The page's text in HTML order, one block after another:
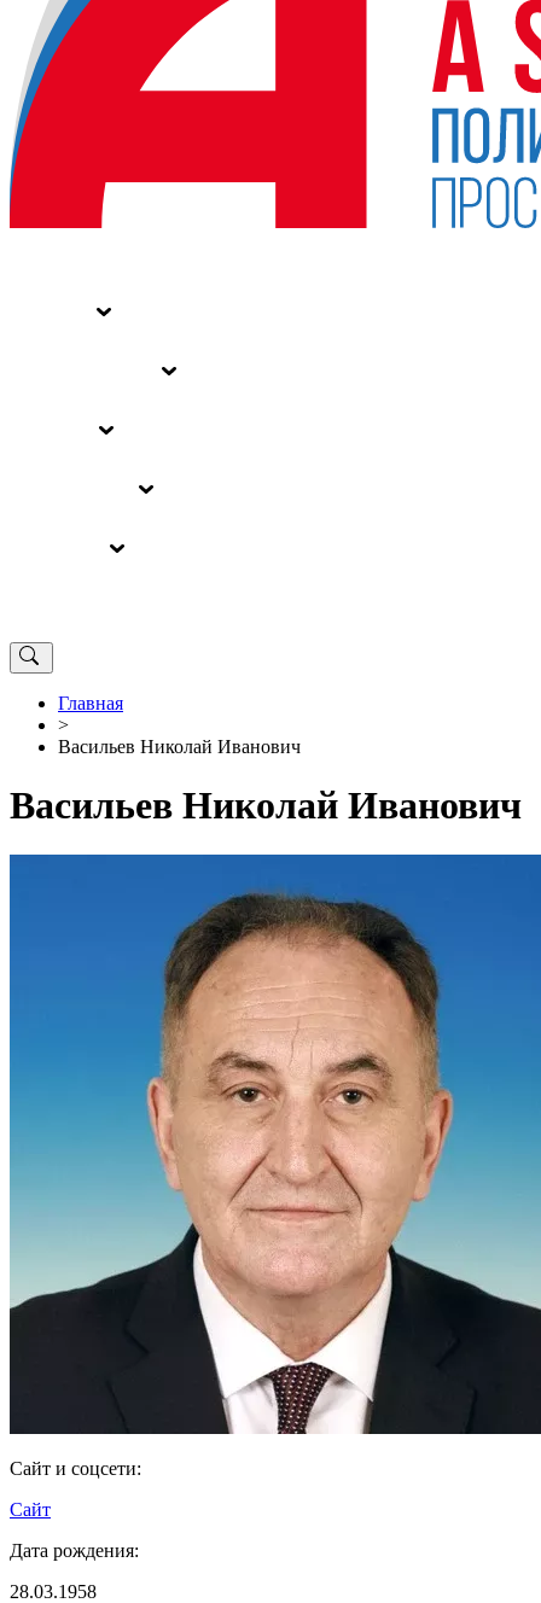
Главная
>
Васильев Николай Иванович
Васильев Николай Иванович
Сайт и соцсети:
Сайт
Дата рождения:
28.03.1958